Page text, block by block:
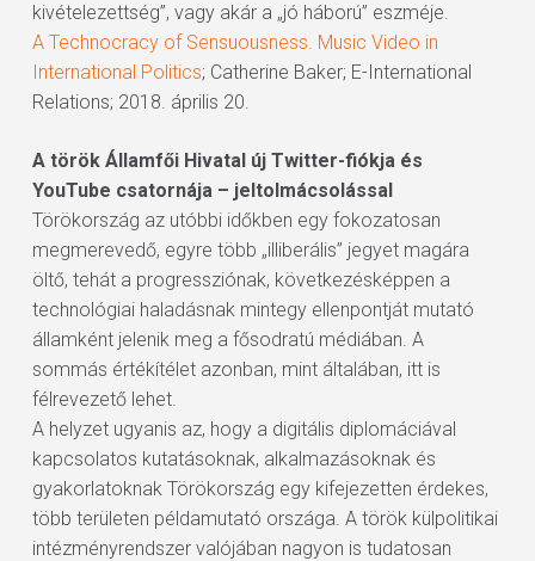
kivételezettség”, vagy akár a „jó háború” eszméje.
A Technocracy of Sensuousness. Music Video in
International Politics; Catherine Baker; E-International
Relations; 2018. április 20.
A török Államfői Hivatal új Twitter-fiókja és
YouTube csatornája – jeltolmácsolással
Törökország az utóbbi időkben egy fokozatosan
megmerevedő, egyre több „illiberális” jegyet magára
öltő, tehát a progressziónak, következésképpen a
technológiai haladásnak mintegy ellenpontját mutató
államként jelenik meg a fősodratú médiában. A
sommás értékítélet azonban, mint általában, itt is
félrevezető lehet.
A helyzet ugyanis az, hogy a digitális diplomáciával
kapcsolatos kutatásoknak, alkalmazásoknak és
gyakorlatoknak Törökország egy kifejezetten érdekes,
több területen példamutató országa. A török külpolitikai
intézményrendszer valójában nagyon is tudatosan